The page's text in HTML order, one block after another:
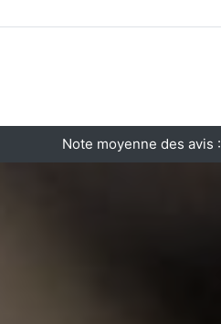
Note moyenne des avis :